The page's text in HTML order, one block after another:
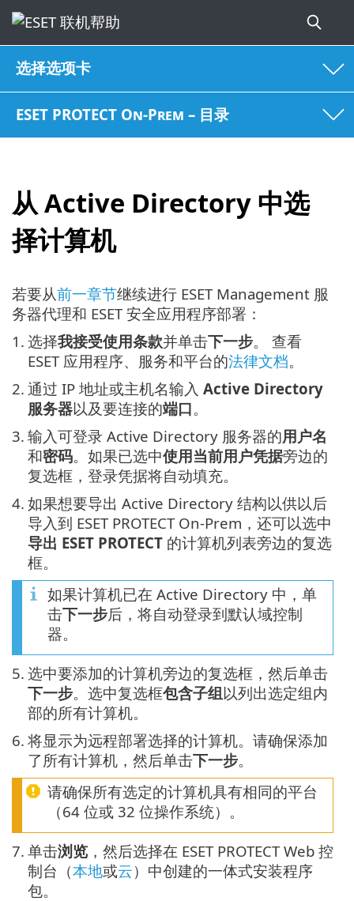
选择选项卡
ESET PROTECT On-Prem – 目录
从 Active Directory 中选
择计算机
若要从前一章节继续进行 ESET Management 服
务器代理和 ESET 安全应用程序部署：
1. 选择我接受使用条款并单击下一步。 查看
ESET 应用程序、服务和平台的法律文档。
2. 通过 IP 地址或主机名输入 Active Directory
服务器以及要连接的端口。
3. 输入可登录 Active Directory 服务器的用户名
和密码。如果已选中使用当前用户凭据旁边的
复选框，登录凭据将自动填充。
4. 如果想要导出 Active Directory 结构以供以后
导入到 ESET PROTECT On-Prem，还可以选中
导出 ESET PROTECT 的计算机列表旁边的复选
框。
如果计算机已在 Active Directory 中，单
击下一步后，将自动登录到默认域控制
器。
5. 选中要添加的计算机旁边的复选框，然后单击
下一步。选中复选框包含子组以列出选定组内
部的所有计算机。
6. 将显示为远程部署选择的计算机。请确保添加
了所有计算机，然后单击下一步。
请确保所有选定的计算机具有相同的平台
（64 位或 32 位操作系统）。
7. 单击浏览 ，然后选择在 ESET PROTECT Web 控
制台（本地或云）中创建的一体式安装程序
包。